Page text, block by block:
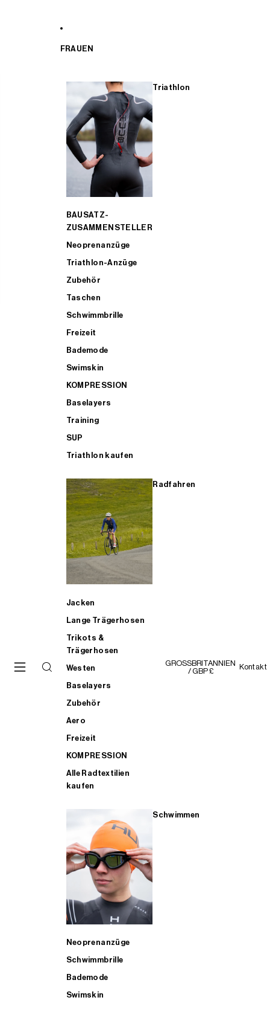
FRAUEN
Triathlon
BAUSATZ-
ZUSAMMENSTELLER
Neoprenanzüge
Triathlon-Anzüge
Zubehör
Taschen
Schwimmbrille
Freizeit
Bademode
Swimskin
KOMPRESSION
Baselayers
Training
SUP
Triathlon kaufen
Radfahren
Jacken
Lange Trägerhosen
Trikots &
Trägerhosen
Westen
Baselayers
Zubehör
Aero
Freizeit
KOMPRESSION
Alle Radtextilien
kaufen
Schwimmen
Neoprenanzüge
Schwimmbrille
Bademode
Swimskin
GROSSBRITANNIEN
/ GBP £
Kontakt